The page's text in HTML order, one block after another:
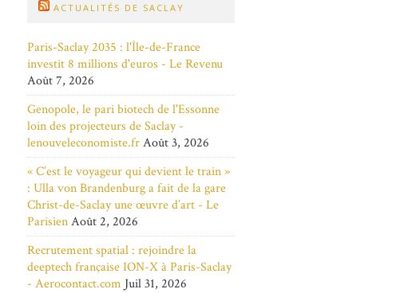
ACTUALITÉS DE SACLAY
Paris-Saclay 2035 : l'Île-de-France
investit 8 millions d'euros - Le Revenu
Août 7, 2026
Genopole, le pari biotech de l'Essonne
loin des projecteurs de Saclay -
lenouveleconomiste.frAoût 3, 2026
« C’est le voyageur qui devient le train »
: Ulla von Brandenburg a fait de la gare
Christ-de-Saclay une œuvre d’art - Le
ParisienAoût 2, 2026
Recrutement spatial : rejoindre la
deeptech française ION-X à Paris-Saclay
- Aerocontact.com Juil 31, 2026